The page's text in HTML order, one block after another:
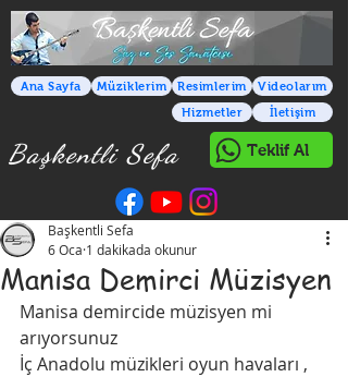
Ana Sayfa Müziklerim Resimlerim
Videolarım
Hizmetler
İletişim
Başkentli Sefa Teklif Al
Manisa Demirci Müzisyen
Başkentli Sefa
6 Oca 1 dakikada okunur
Manisa demircide müzisyen mi
arıyorsunuz
İç Anadolu müzikleri oyun havaları ,